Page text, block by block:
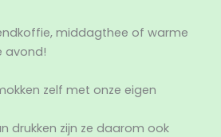
middagthee of warme
avond!
zelf met onze eigen
drukken zijn ze daarom ook